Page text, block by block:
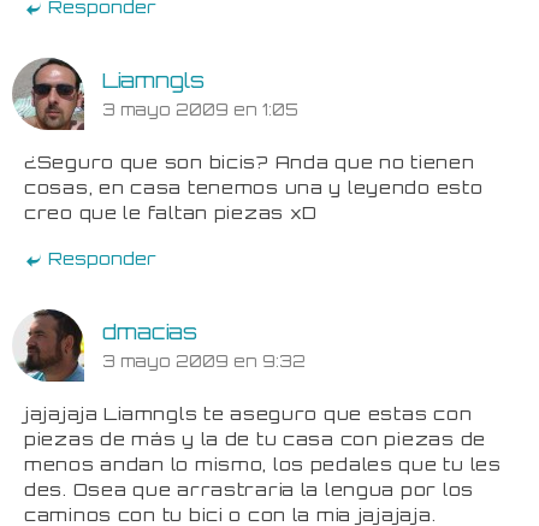
Responder
Liamngls
3 mayo 2009 en 1:05
¿Seguro que son bicis? Anda que no tienen
cosas, en casa tenemos una y leyendo esto
creo que le faltan piezas xD
Responder
dmacias
3 mayo 2009 en 9:32
jajajaja Liamngls te aseguro que estas con
piezas de más y la de tu casa con piezas de
menos andan lo mismo, los pedales que tu les
des. Osea que arrastraria la lengua por los
caminos con tu bici o con la mia jajajaja.